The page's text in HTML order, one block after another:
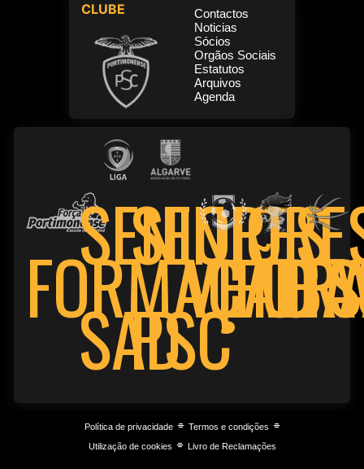
CLUBE
Contactos
Noticias
Sócios
Orgãos Sociais
Estatutos
Arquivos
Agenda
FORMAÇÃO
SENIORES
SADPSC
Política de privacidade⌯ Termos e condições ⌯
Utilização de cookies ⌯ Livro de Reclamações